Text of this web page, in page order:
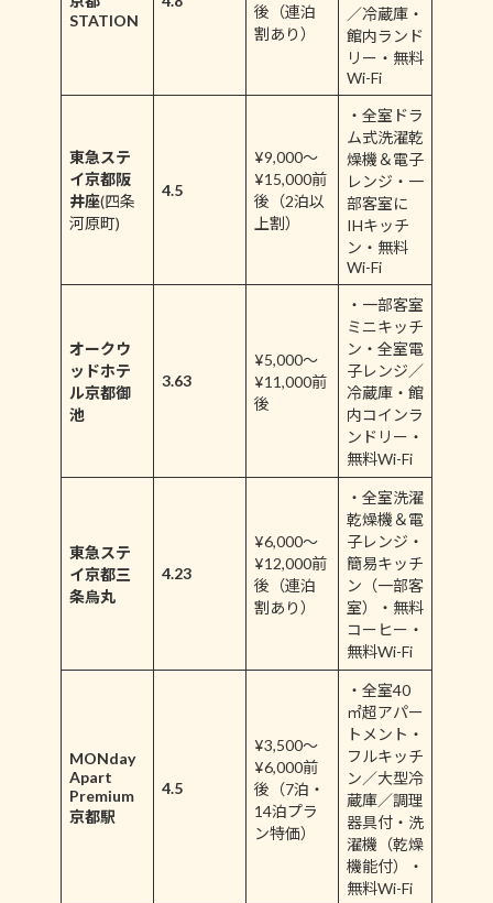
STATION
後（連泊
割あり）
／冷蔵庫・
館内ランド
リー・無料
Wi-Fi
東急ステ
イ京都阪
井座(四条
河原町)
4.5
¥9,000～
¥15,000前
後（2泊以
上割）
・全室ドラ
ム式洗濯乾
燥機＆電子
レンジ・一
部客室に
IHキッチ
ン・無料
Wi-Fi
オークウ
ッドホテ
ル京都御
池
3.63
¥5,000～
¥11,000前
後
・一部客室
ミニキッチ
ン・全室電
子レンジ／
冷蔵庫・館
内コインラ
ンドリー・
無料Wi-Fi
東急ステ
イ京都三
条烏丸
4.23
¥6,000～
¥12,000前
後（連泊
割あり）
・全室洗濯
乾燥機＆電
子レンジ・
簡易キッチ
ン（一部客
室）・無料
コーヒー・
無料Wi-Fi
MONday
Apart
Premium
京都駅
4.5
¥3,500～
¥6,000前
後（7泊・
14泊プラ
ン特価）
・全室40
㎡超アパー
トメント・
フルキッチ
ン／大型冷
蔵庫／調理
器具付・洗
濯機（乾燥
機能付）・
無料Wi-Fi